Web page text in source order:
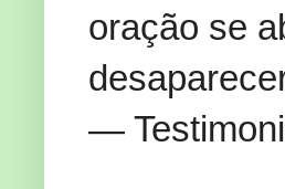
oração se
—